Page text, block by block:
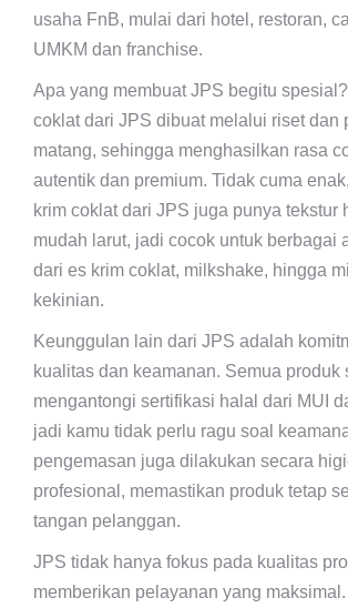
usaha FnB, mulai dari hotel, restoran,
UMKM dan franchise.
Apa yang membuat JPS begitu
coklat dari JPS dibuat melalui riset dan
matang, sehingga menghasilkan rasa
autentik dan premium. Tidak cuma
krim coklat dari JPS juga punya tekstur
mudah larut, jadi cocok untuk berbagai
dari es krim coklat, milkshake, hingga
kekinian.
Keunggulan lain dari JPS adalah
kualitas dan keamanan. Semua produk
mengantongi sertifikasi halal dari MUI
jadi kamu tidak perlu ragu soal
pengemasan juga dilakukan secara
profesional, memastikan produk tetap
tangan pelanggan.
JPS tidak hanya fokus pada kualitas
memberikan pelayanan yang